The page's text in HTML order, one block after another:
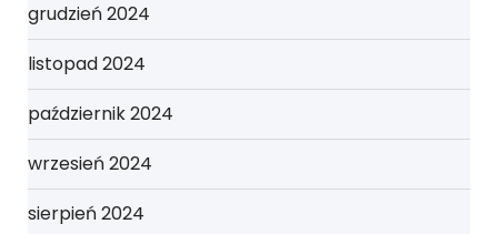
grudzień 2024
listopad 2024
październik 2024
wrzesień 2024
sierpień 2024